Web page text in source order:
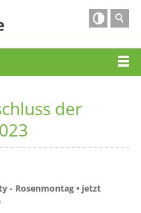

der
- Rosenmontag • jetzt